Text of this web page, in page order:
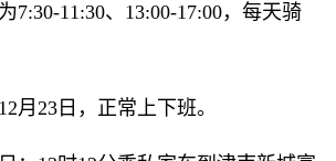
7:30-11:30、13:00-17:00，每天骑
23日，正常上下班。